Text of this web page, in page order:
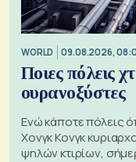
WORLD 09.08.2026,
Ποιες πόλεις
ουρανοξύστες
Ενώ κάποτε πόλεις
Χονγκ Κονγκ
ψηλών κτιρίων,